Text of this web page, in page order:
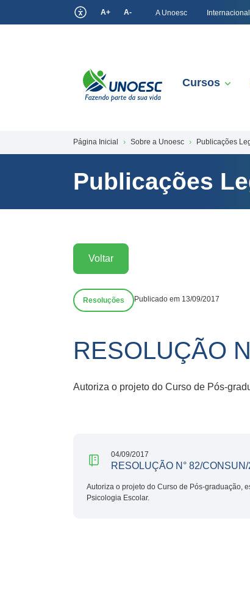
A+ A- A Unoesc
Cursos
Página Inicial Sobre a Unoesc Publicações
Publicações
Voltar
Resoluções Publicado em 13/09/2017
RESOLUÇÃO
Autoriza o projeto do Curso de Pós-
04/09/2017
RESOLUÇÃO N° 82/
Autoriza o projeto do Curso de Pós-graduação,
Psicologia Escolar.